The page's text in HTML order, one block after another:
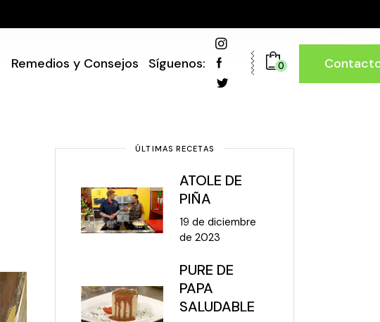
Remedios y Consejos Síguenos: 0
ÚLTIMAS RECETAS
ATOLE DE
PIÑA
19 de diciembre
de 2023
PURE DE
PAPA
SALUDABLE